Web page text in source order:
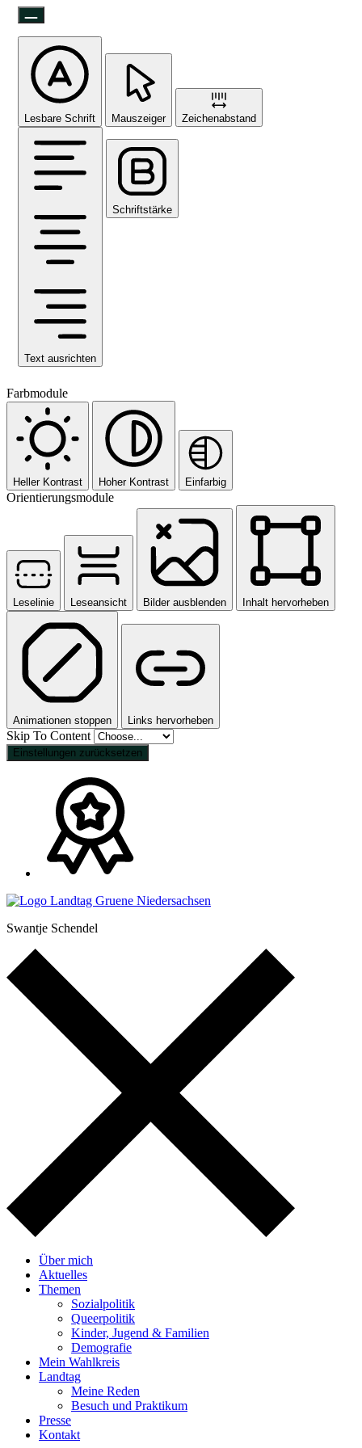
Lesbare Schrift Mauszeiger Zeichenabstand
Text ausrichten
Schriftstärke
Farbmodule
Heller Kontrast Hoher Kontrast Einfarbig
Orientierungsmodule
Leselinie Leseansicht Bilder ausblenden Inhalt hervorheben
Animationen stoppen Links hervorheben
Skip To Content
Einstellungen zurücksetzen
Swantje Schendel
Über mich
Aktuelles
Themen
Sozialpolitik
Queerpolitik
Kinder, Jugend & Familien
Demografie
Mein Wahlkreis
Landtag
Meine Reden
Besuch und Praktikum
Presse
Kontakt